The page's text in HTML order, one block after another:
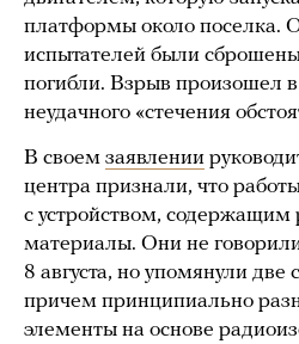
платформы около поселка.
испытателей были сброшены
погибли. Взрыв произошел в
неудачного «стечения
В своем заявлении
центра признали, что
с устройством, содержащим
материалы. Они не
8 августа, но упомянули две
причем принципиально
элементы на основе